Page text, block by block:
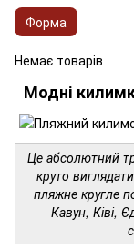
Форма
Немає товарів
Модні
Це абсолютний
круто
пляжне кругле
Кавун, Ківі,